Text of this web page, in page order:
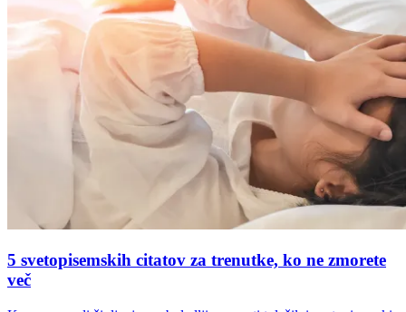
5 svetopisemskih citatov za trenutke, ko ne zmorete
več